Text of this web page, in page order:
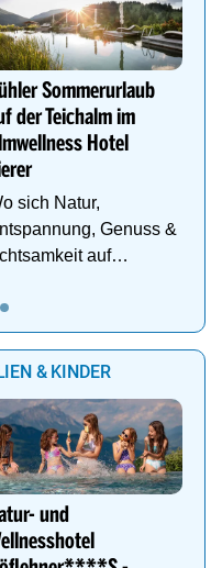
Sommerurlaub
der Teichalm im
Hotel
sich Natur,
Genuss &
auf
& KINDER
und